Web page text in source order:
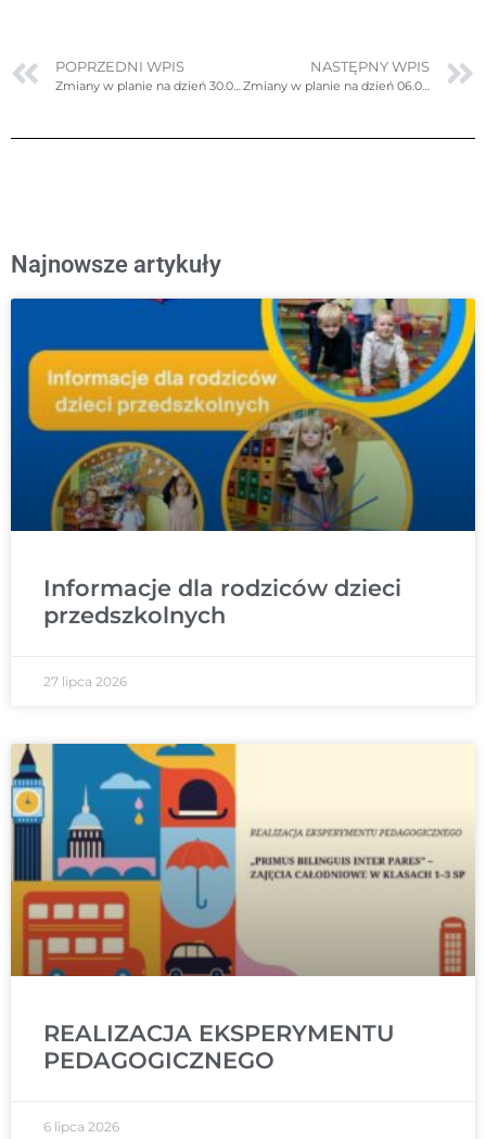
POPRZEDNI WPIS NASTĘPNY WPIS
Zmiany w planie na dzień 06.05.2025r. (wtorek)
Najnowsze artykuły
Informacje dla rodziców dzieci
przedszkolnych
27 lipca 2026
REALIZACJA EKSPERYMENTU
PEDAGOGICZNEGO
6 lipca 2026